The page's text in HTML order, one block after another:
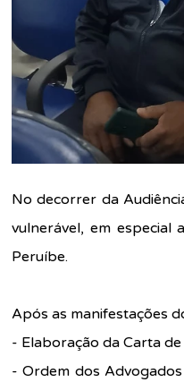
No decorrer da
vulnerável, em
Peruíbe.
Após as manifestações
- Elaboração da Carta
- Ordem dos